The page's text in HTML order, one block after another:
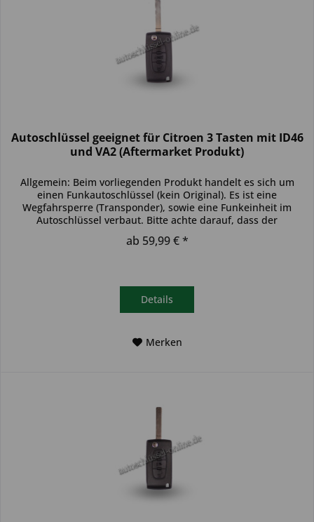
Autoschlüssel geeignet für Citroen 3 Tasten mit ID46
und VA2 (Aftermarket Produkt)
Allgemein: Beim vorliegenden Produkt handelt es sich um
einen Funkautoschlüssel (kein Original). Es ist eine
Wegfahrsperre (Transponder), sowie eine Funkeinheit im
Autoschlüssel verbaut. Bitte achte darauf, dass der
Autoschlüssel deinem...
ab 59,99 € *
Details
Merken